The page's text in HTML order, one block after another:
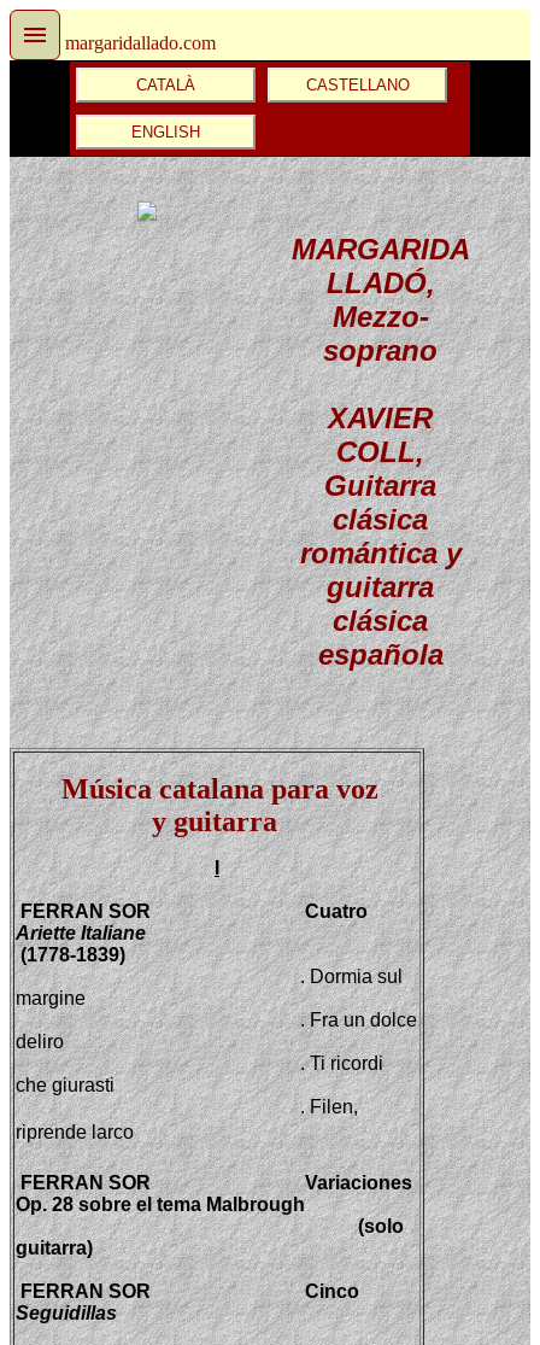
margaridallado.com
CATALÀ CASTELLANO
ENGLISH
MARGARIDA
LLADÓ,
Mezzo-
soprano
XAVIER
COLL,
Guitarra
clásica
romántica y
guitarra
clásica
española
Música catalana para voz
y guitarra
FERRAN SORCuatro
Ariette Italiane
(1778-1839)
. Dormia sul
margine
. Fra un dolce
deliro
. Ti ricordi
che giurasti
. Filen,
riprende larco
FERRAN SOR
Variaciones
Op. 28 sobre el tema Malbrough
(solo
guitarra)
FERRAN SOR
Cinco
Seguidillas